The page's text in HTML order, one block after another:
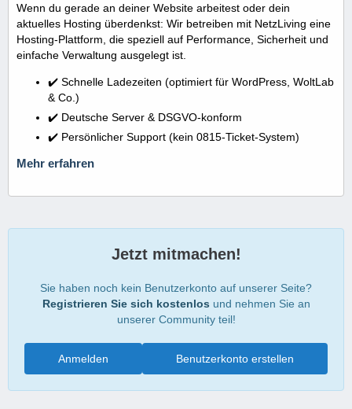
Wenn du gerade an deiner Website arbeitest oder dein
aktuelles Hosting überdenkst: Wir betreiben mit NetzLiving eine
Hosting-Plattform, die speziell auf Performance, Sicherheit und
einfache Verwaltung ausgelegt ist.
✔️ Schnelle Ladezeiten (optimiert für WordPress, WoltLab
& Co.)
✔️ Deutsche Server & DSGVO-konform
✔️ Persönlicher Support (kein 0815-Ticket-System)
Mehr erfahren
Jetzt mitmachen!
Sie haben noch kein Benutzerkonto auf unserer Seite?
Registrieren Sie sich kostenlos und nehmen Sie an
unserer Community teil!
Benutzerkonto erstellen
Anmelden